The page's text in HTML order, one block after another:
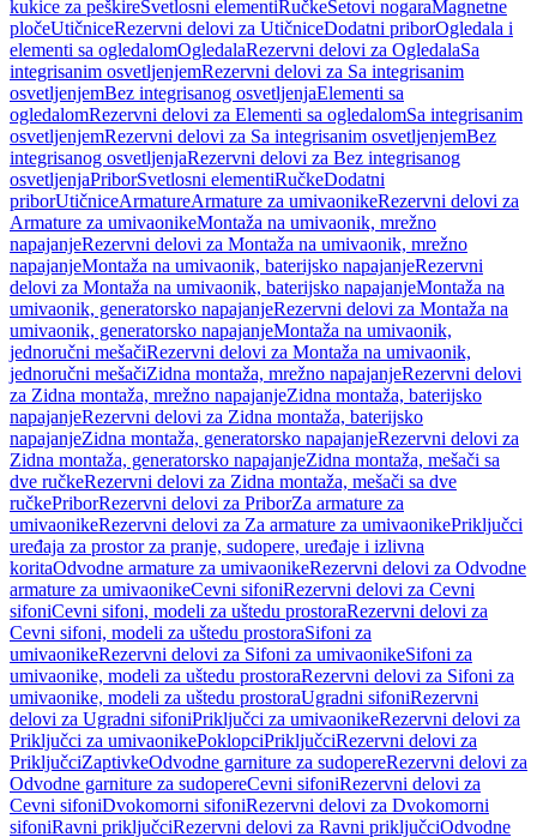
kukice za peškireSvetlosni elementiRučkeSetovi nogaraMagnetne
pločeUtičniceRezervni delovi za UtičniceDodatni priborOgledala i
elementi sa ogledalomOgledalaRezervni delovi za OgledalaSa
integrisanim osvetljenjemRezervni delovi za Sa integrisanim
osvetljenjemBez integrisanog osvetljenjaElementi sa
ogledalomRezervni delovi za Elementi sa ogledalomSa integrisanim
osvetljenjemRezervni delovi za Sa integrisanim osvetljenjemBez
integrisanog osvetljenjaRezervni delovi za Bez integrisanog
osvetljenjaPriborSvetlosni elementiRučkeDodatni
priborUtičniceArmatureArmature za umivaonikeRezervni delovi za
Armature za umivaonikeMontaža na umivaonik, mrežno
napajanjeRezervni delovi za Montaža na umivaonik, mrežno
napajanjeMontaža na umivaonik, baterijsko napajanjeRezervni
delovi za Montaža na umivaonik, baterijsko napajanjeMontaža na
umivaonik, generatorsko napajanjeRezervni delovi za Montaža na
umivaonik, generatorsko napajanjeMontaža na umivaonik,
jednoručni mešačiRezervni delovi za Montaža na umivaonik,
jednoručni mešačiZidna montaža, mrežno napajanjeRezervni delovi
za Zidna montaža, mrežno napajanjeZidna montaža, baterijsko
napajanjeRezervni delovi za Zidna montaža, baterijsko
napajanjeZidna montaža, generatorsko napajanjeRezervni delovi za
Zidna montaža, generatorsko napajanjeZidna montaža, mešači sa
dve ručkeRezervni delovi za Zidna montaža, mešači sa dve
ručkePriborRezervni delovi za PriborZa armature za
umivaonikeRezervni delovi za Za armature za umivaonikePriključci
uređaja za prostor za pranje, sudopere, uređaje i izlivna
koritaOdvodne armature za umivaonikeRezervni delovi za Odvodne
armature za umivaonikeCevni sifoniRezervni delovi za Cevni
sifoniCevni sifoni, modeli za uštedu prostoraRezervni delovi za
Cevni sifoni, modeli za uštedu prostoraSifoni za
umivaonikeRezervni delovi za Sifoni za umivaonikeSifoni za
umivaonike, modeli za uštedu prostoraRezervni delovi za Sifoni za
umivaonike, modeli za uštedu prostoraUgradni sifoniRezervni
delovi za Ugradni sifoniPriključci za umivaonikeRezervni delovi za
Priključci za umivaonikePoklopciPriključciRezervni delovi za
PriključciZaptivkeOdvodne garniture za sudopereRezervni delovi za
Odvodne garniture za sudopereCevni sifoniRezervni delovi za
Cevni sifoniDvokomorni sifoniRezervni delovi za Dvokomorni
sifoniRavni priključciRezervni delovi za Ravni priključciOdvodne